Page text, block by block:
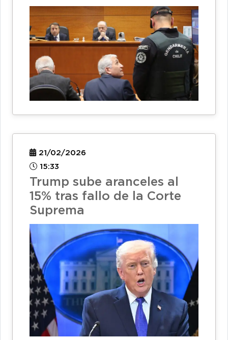
21/02/2026
15:33
Trump sube aranceles al
15% tras fallo de la Corte
Suprema